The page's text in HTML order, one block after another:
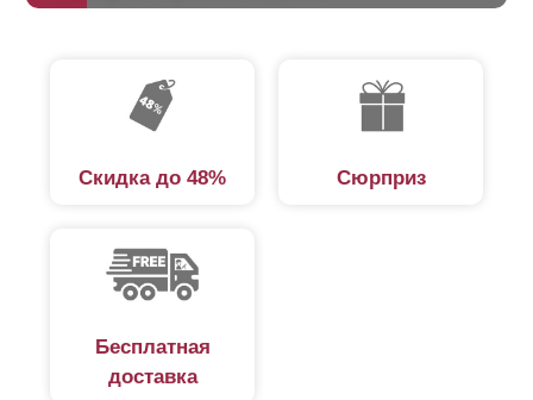
Скидка до 48% Сюрприз
Бесплатная
доставка